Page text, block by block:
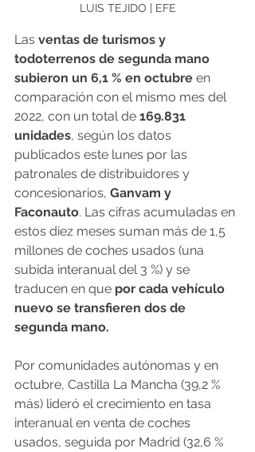
LUIS TEJIDO | EFE
Las ventas de turismos y
todoterrenos de segunda mano
subieron un 6,1 % en octubre en
comparación con el mismo mes del
2022, con un total de 169.831
unidades, según los datos
publicados este lunes por las
patronales de distribuidores y
concesionarios, Ganvam y
Faconauto. Las cifras acumuladas en
estos diez meses suman más de 1,5
millones de coches usados (una
subida interanual del 3 %) y se
traducen en que por cada vehículo
nuevo se transfieren dos de
segunda mano.
Por comunidades autónomas y en
octubre, Castilla La Mancha (39,2 %
más) lideró el crecimiento en tasa
interanual en venta de coches
usados, seguida por Madrid (32,6 %